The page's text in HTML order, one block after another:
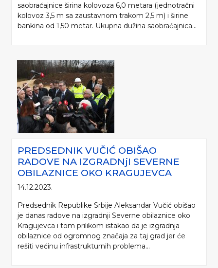
saobraćajnice širina kolovoza 6,0 metara (jednotračni
kolovoz 3,5 m sa zaustavnom trakom 2,5 m) i širine
bankina od 1,50 metar. Ukupna dužina saobraćajnica...
PREDSEDNIK VUČIĆ OBIŠAO
RADOVE NA IZGRADNjI SEVERNE
OBILAZNICE OKO KRAGUJEVCA
14.12.2023.
Predsednik Republike Srbije Aleksandar Vučić obišao
je danas radove na izgradnji Severne obilaznice oko
Kragujevca i tom prilikom istakao da je izgradnja
obilaznice od ogromnog značaja za taj grad jer će
rešiti većinu infrastrukturnih problema...